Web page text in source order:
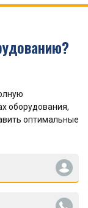
оборудования,
оптимальные